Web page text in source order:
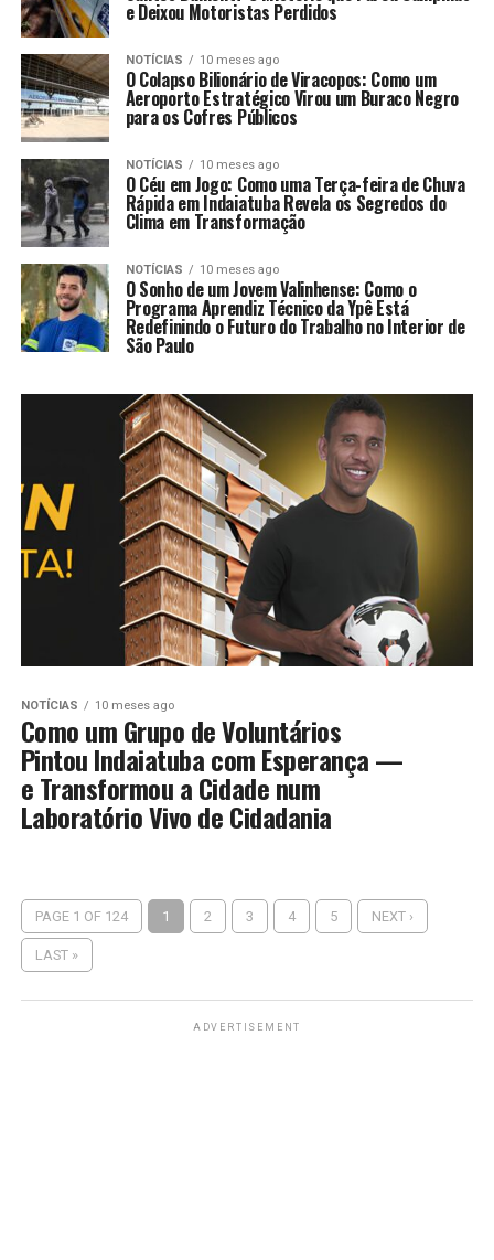
e Deixou Motoristas Perdidos
NOTÍCIAS 10 meses ago
O Colapso Bilionário de Viracopos: Como um
Aeroporto Estratégico Virou um Buraco Negro
para os Cofres Públicos
NOTÍCIAS 10 meses ago
O Céu em Jogo: Como uma Terça-feira de Chuva
Rápida em Indaiatuba Revela os Segredos do
Clima em Transformação
NOTÍCIAS 10 meses ago
O Sonho de um Jovem Valinhense: Como o
Programa Aprendiz Técnico da Ypê Está
Redefinindo o Futuro do Trabalho no Interior de
São Paulo
NOTÍCIAS 10 meses ago
Como um Grupo de Voluntários
Pintou Indaiatuba com Esperança —
e Transformou a Cidade num
Laboratório Vivo de Cidadania
PAGE 1 OF 124 1 2 3 4 5 NEXT ›
LAST »
ADVERTISEMENT